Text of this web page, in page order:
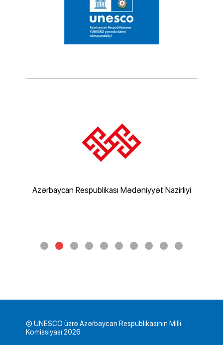
Azərbaycan Respublikası Mədəniyyət Nazirliyi
© UNESCO üzrə Azərbaycan Respublikasının Milli
Komissiyası 2026